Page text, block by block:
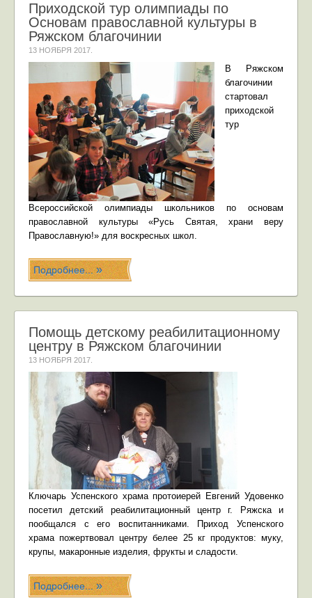
Приходской тур олимпиады по
Основам православной культуры в
Ряжском благочинии
13 НОЯБРЯ 2017
В Ряжском
благочинии
стартовал
приходской
тур
Всероссийской олимпиады школьников по основам
православной культуры «Русь Святая, храни веру
Православную!» для воскресных школ.
Подробнее...
Помощь детскому реабилитационному
центру в Ряжском благочинии
13 НОЯБРЯ 2017
Ключарь Успенского храма протоиерей Евгений Удовенко
посетил детский реабилитационный центр г. Ряжска и
пообщался с его воспитанниками. Приход Успенского
храма пожертвовал центру белее 25 кг продуктов: муку,
крупы, макаронные изделия, фрукты и сладости.
Подробнее...